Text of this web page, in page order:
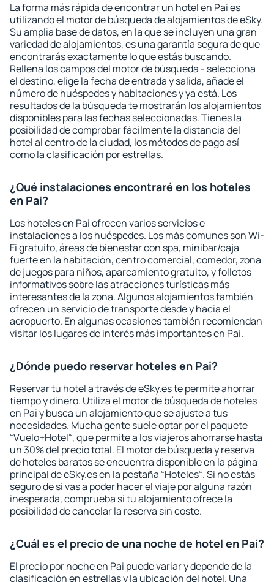
La forma más rápida de encontrar un hotel en Pai es
utilizando el motor de búsqueda de alojamientos de eSky.
Su amplia base de datos, en la que se incluyen una gran
variedad de alojamientos, es una garantía segura de que
encontrarás exactamente lo que estás buscando.
Rellena los campos del motor de búsqueda - selecciona
el destino, elige la fecha de entrada y salida, añade el
número de huéspedes y habitaciones y ya está. Los
resultados de la búsqueda te mostrarán los alojamientos
disponibles para las fechas seleccionadas. Tienes la
posibilidad de comprobar fácilmente la distancia del
hotel al centro de la ciudad, los métodos de pago así
como la clasificación por estrellas.
¿Qué instalaciones encontraré en los hoteles
en Pai?
Los hoteles en Pai ofrecen varios servicios e
instalaciones a los huéspedes. Los más comunes son Wi-
Fi gratuito, áreas de bienestar con spa, minibar/caja
fuerte en la habitación, centro comercial, comedor, zona
de juegos para niños, aparcamiento gratuito, y folletos
informativos sobre las atracciones turísticas más
interesantes de la zona. Algunos alojamientos también
ofrecen un servicio de transporte desde y hacia el
aeropuerto. En algunas ocasiones también recomiendan
visitar los lugares de interés más importantes en Pai.
¿Dónde puedo reservar hoteles en Pai?
Reservar tu hotel a través de eSky.es te permite ahorrar
tiempo y dinero. Utiliza el motor de búsqueda de hoteles
en Pai y busca un alojamiento que se ajuste a tus
necesidades. Mucha gente suele optar por el paquete
“Vuelo+Hotel“, que permite a los viajeros ahorrarse hasta
un 30% del precio total. El motor de búsqueda y reserva
de hoteles baratos se encuentra disponible en la página
principal de eSky.es en la pestaña “Hoteles“. Si no estás
seguro de si vas a poder hacer el viaje por alguna razón
inesperada, comprueba si tu alojamiento ofrece la
posibilidad de cancelar la reserva sin coste.
¿Cuál es el precio de una noche de hotel en Pai?
El precio por noche en Pai puede variar y depende de la
clasificación en estrellas y la ubicación del hotel. Una